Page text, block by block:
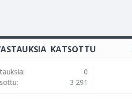
KATSOTTU
0
3 291